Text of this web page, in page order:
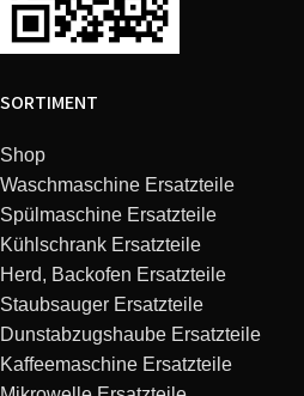
Bosch WTYH8782NL/08
Bosch WTW877W0FG/07
Bosch WTYH7740CH/09
Bosch WTW85590BY/04
SORTIMENT
Shop
Waschmaschine Ersatzteile
Spülmaschine Ersatzteile
Kühlschrank Ersatzteile
Herd, Backofen Ersatzteile
Staubsauger Ersatzteile
Dunstabzugshaube Ersatzteile
Kaffeemaschine Ersatzteile